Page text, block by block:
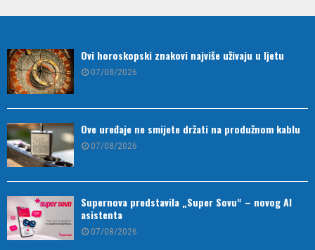
Ovi horoskopski znakovi najviše uživaju u ljetu
07/08/2026
Ove uređaje ne smijete držati na produžnom kablu
07/08/2026
Supernova predstavila „Super Sovu“ – novog AI
asistenta
07/08/2026